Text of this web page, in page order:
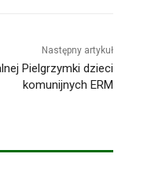
Następny artykuł
Pielgrzymki dzieci
komunijnych ERM